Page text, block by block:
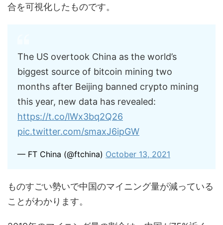
合を可視化したものです。
The US overtook China as the world’s
biggest source of bitcoin mining two
months after Beijing banned crypto mining
this year, new data has revealed:
https://t.co/lWx3bq2Q26
pic.twitter.com/smaxJ6ipGW
— FT China (@ftchina) October 13, 2021
ものすごい勢いで中国のマイニング量が減っている
ことがわかります。